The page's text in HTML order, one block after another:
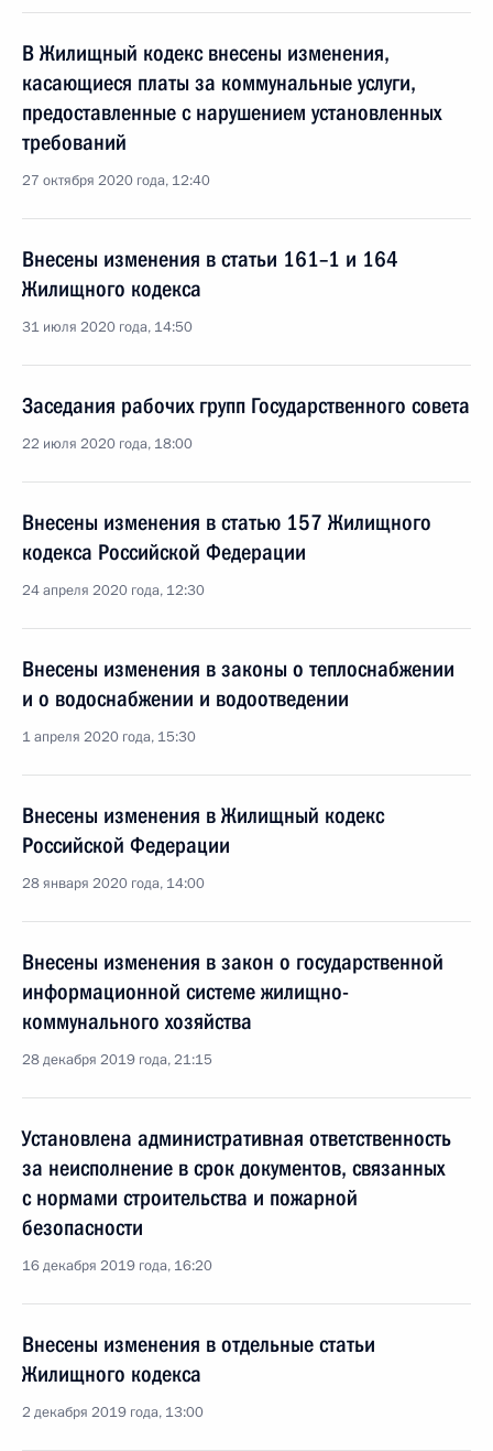
В Жилищный кодекс внесены изменения,
касающиеся платы за коммунальные услуги,
предоставленные с нарушением установленных
требований
27 октября 2020 года, 12:40
Внесены изменения в статьи 161–1 и 164
Жилищного кодекса
31 июля 2020 года, 14:50
Заседания рабочих групп Государственного совета
22 июля 2020 года, 18:00
Внесены изменения в статью 157 Жилищного
кодекса Российской Федерации
24 апреля 2020 года, 12:30
Внесены изменения в законы о теплоснабжении
и о водоснабжении и водоотведении
1 апреля 2020 года, 15:30
Внесены изменения в Жилищный кодекс
Российской Федерации
28 января 2020 года, 14:00
Внесены изменения в закон о государственной
информационной системе жилищно-
коммунального хозяйства
28 декабря 2019 года, 21:15
Установлена административная ответственность
за неисполнение в срок документов, связанных
с нормами строительства и пожарной
безопасности
16 декабря 2019 года, 16:20
Внесены изменения в отдельные статьи
Жилищного кодекса
2 декабря 2019 года, 13:00